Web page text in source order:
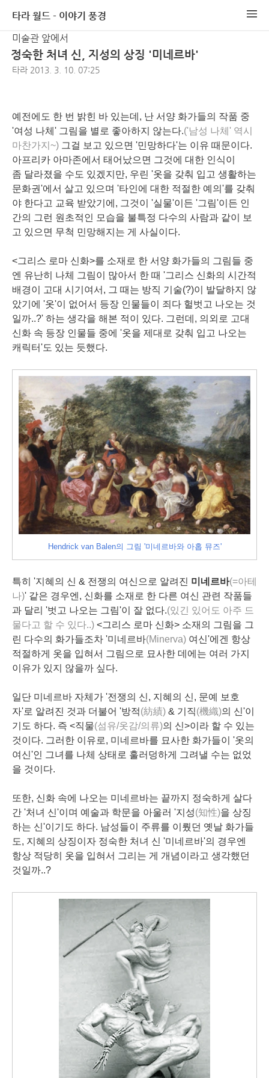
타라 월드 - 이야기 풍경
미술관 앞에서
정숙한 처녀 신, 지성의 상징 '미네르바'
타라 2013. 3. 10. 07:25
예전에도 한 번 밝힌 바 있는데, 난 서양 화가들의 작품 중
'여성 나체' 그림을 별로 좋아하지 않는다.('남성 나체' 역시
마찬가지~) 그걸 보고 있으면 '민망하다'는 이유 때문이다.
아프리카 아마존에서 태어났으면 그것에 대한 인식이
좀 달라졌을 수도 있겠지만, 우린 '옷을 갖춰 입고 생활하는
문화권'에서 살고 있으며 '타인에 대한 적절한 예의'를 갖춰
야 한다고 교육 받았기에, 그것이 '실물'이든 '그림'이든 인
간의 그런 원초적인 모습을 불특정 다수의 사람과 같이 보
고 있으면 무척 민망해지는 게 사실이다.
<그리스 로마 신화>를 소재로 한 서양 화가들의 그림들 중
엔 유난히 나체 그림이 많아서 한 때 '그리스 신화의 시간적
배경이 고대 시기여서, 그 때는 방직 기술(?)이 발달하지 않
았기에 '옷'이 없어서 등장 인물들이 죄다 헐벗고 나오는 것
일까..?' 하는 생각을 해본 적이 있다. 그런데, 의외로 고대
신화 속 등장 인물들 중에 '옷을 제대로 갖춰 입고 나오는
캐릭터'도 있는 듯했다.
Hendrick van Balen의 그림 '미네르바와 아홉 뮤즈'
특히 '지혜의 신 & 전쟁의 여신으로 알려진 미네르바(=아테
나)' 같은 경우엔, 신화를 소재로 한 다른 여신 관련 작품들
과 달리 '벗고 나오는 그림'이 잘 없다.(있긴 있어도 아주 드
물다고 할 수 있다..) <그리스 로마 신화> 소재의 그림을 그
린 다수의 화가들조차 '미네르바(Minerva) 여신'에겐 항상
적절하게 옷을 입혀서 그림으로 묘사한 데에는 여러 가지
이유가 있지 않을까 싶다.
일단 미네르바 자체가 '전쟁의 신, 지혜의 신, 문예 보호
자'로 알려진 것과 더불어 '방적(紡績) & 기직(機織)의 신'이
기도 하다. 즉 <직물(섬유/옷감/의류)의 신>이라 할 수 있는
것이다. 그러한 이유로, 미네르바를 묘사한 화가들이 '옷의
여신'인 그녀를 나체 상태로 훌러덩하게 그려낼 수는 없었
을 것이다.
또한, 신화 속에 나오는 미네르바는 끝까지 정숙하게 살다
간 '처녀 신'이며 예술과 학문을 아울러 '지성(知性)을 상징
하는 신'이기도 하다. 남성들이 주류를 이뤘던 옛날 화가들
도, 지혜의 상징이자 정숙한 처녀 신 '미네르바'의 경우엔
항상 적당히 옷을 입혀서 그리는 게 개념이라고 생각했던
것일까..?